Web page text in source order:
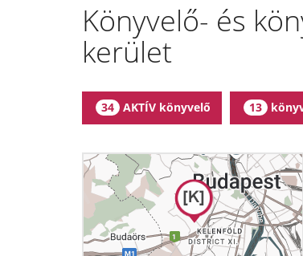
Könyvelő- és
kerület
34 AKTÍV könyvelő 13